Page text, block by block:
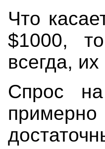
Что
$1000,
всегда,
Спрос